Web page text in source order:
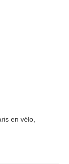
en vélo,